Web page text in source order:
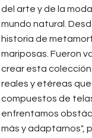
del arte y de la
mundo natural.
historia de
mariposas. Fueron
crear esta
reales y etéreas
compuestos de
enfrentamos
más y adaptarnos",